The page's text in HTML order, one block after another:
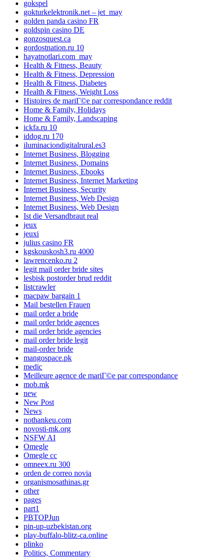
gokspel
gokturkelektronik.net – jet_may
golden panda casino FR
goldspin casino DE
gonzosquest.ca
gordostnation.ru 10
hayatnotlari.com_may
Health & Fitness, Beauty
Health & Fitness, Depression
Health & Fitness, Diabetes
Health & Fitness, Weight Loss
Histoires de mariГ©e par correspondance reddit
Home & Family, Holidays
Home & Family, Landscaping
ickfa.ru 10
iddog.ru 170
iluminaciondigitalrural.es3
Internet Business, Blogging
Internet Business, Domains
Internet Business, Ebooks
Internet Business, Internet Marketing
Internet Business, Security
Internet Business, Web Design
Internet Business, Web Design
Ist die Versandbraut real
jeux
jeuxi
julius casino FR
kgskouskosh3.ru 4000
lawrencenko.ru 2
legit mail order bride sites
lesbisk postorder brud reddit
listcrawler
macpaw bargain 1
Mail bestellen Frauen
mail order a bride
mail order bride agences
mail order bride agencies
mail order bride legit
mail-order bride
mangospace.pk
medic
Meilleure agence de mariГ©e par correspondance
mob.mk
new
New Post
News
nothankeu.com
novosti-mk.org
NSFW AI
Omegle
Omegle cc
omneex.ru 300
orden de correo novia
organismosathinas.gr
other
pages
part1
PBTOPJun
pin-up-uzbekistan.org
play-buffalo-blitz-ca.online
plinko
Politics, Commentary